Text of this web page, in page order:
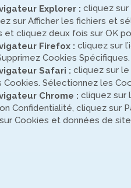
Explorer : cliquez sur
sur Afficher les fichiers et
cliquez deux fois sur OK
Firefox : cliquez sur
Cookies
Safari : cliquez sur le
Cookies. Sélectionnez les
Chrome : cliquez sur
Confidentialité, cliquez
Cookies et données de